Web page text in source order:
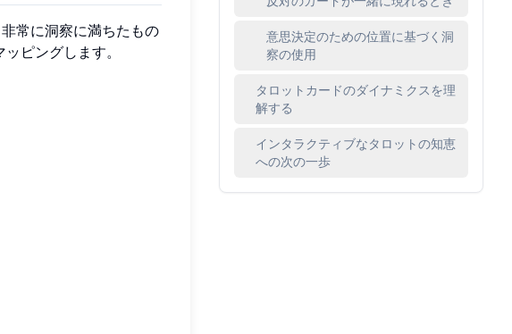
常に洞察に満ちたもの
ピングします。
意思決定のための位置に基づく洞
察の使用
タロットカードのダイナミクスを理
解する
インタラクティブなタロットの知恵
への次の一歩